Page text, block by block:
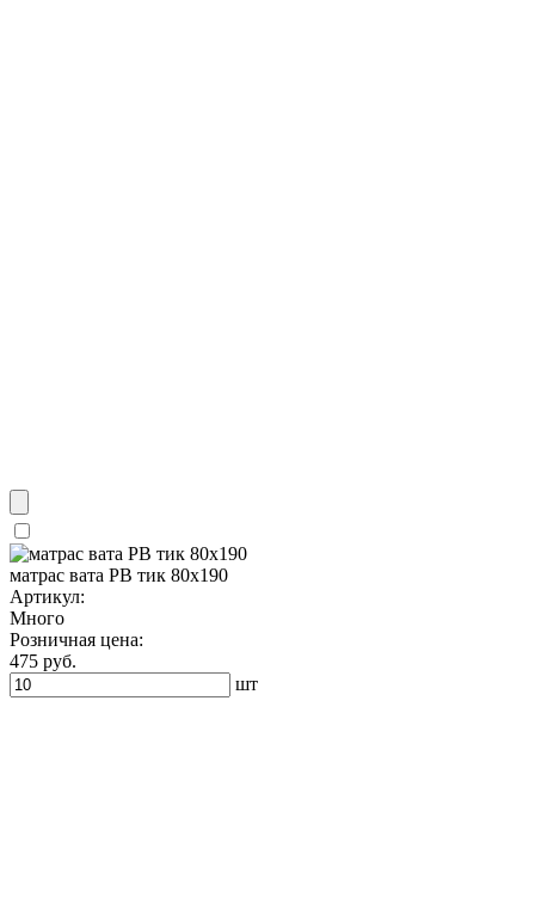
матрас вата РВ тик 80х190
Артикул:
Много
Розничная цена:
475 руб.
шт